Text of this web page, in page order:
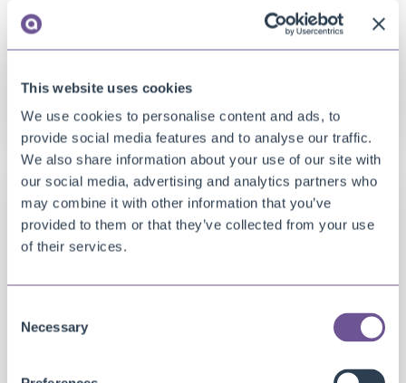
This website uses cookies
We use cookies to personalise content and ads, to
provide social media features and to analyse our traffic.
We also share information about your use of our site with
our social media, advertising and analytics partners who
may combine it with other information that you’ve
provided to them or that they’ve collected from your use
of their services.
Selection
Necessary
Product Owner
Ramon Sijmons